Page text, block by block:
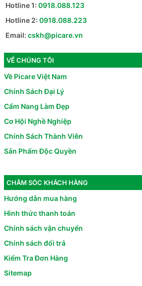
Hotline 1: 0918.088.123
Hotline 2: 0918.088.223
Email: cskh@picare.vn
VỀ CHÚNG TÔI
Về Picare Việt Nam
Chính Sách Đại Lý
Cẩm Nang Làm Đẹp
Cơ Hội Nghề Nghiệp
Chính Sách Thành Viên
Sản Phẩm Độc Quyền
CHĂM SÓC KHÁCH HÀNG
Hướng dẫn mua hàng
Hình thức thanh toán
Chính sách vận chuyển
Chính sách đổi trả
Kiểm Tra Đơn Hàng
Sitemap